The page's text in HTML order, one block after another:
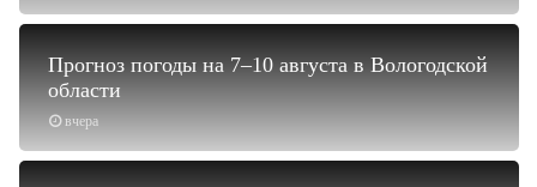
вчера
Прогноз погоды на 7–10 августа в Вологодской
области